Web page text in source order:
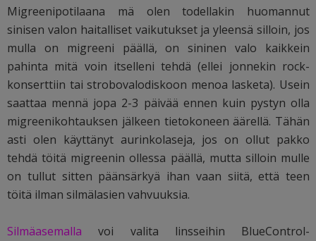
Migreenipotilaana mä olen todellakin huomannut
sinisen valon haitalliset vaikutukset ja yleensä silloin, jos
mulla on migreeni päällä, on sininen valo kaikkein
pahinta mitä voin itselleni tehdä (ellei jonnekin rock-
konserttiin tai strobovalodiskoon menoa lasketa). Usein
saattaa mennä jopa 2-3 päivää ennen kuin pystyn olla
migreenikohtauksen jälkeen tietokoneen äärellä. Tähän
asti olen käyttänyt aurinkolaseja, jos on ollut pakko
tehdä töitä migreenin ollessa päällä, mutta silloin mulle
on tullut sitten päänsärkyä ihan vaan siitä, että teen
töitä ilman silmälasien vahvuuksia.
Silmäasemalla voi valita linsseihin BlueControl-